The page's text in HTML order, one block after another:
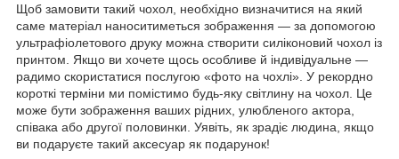
Щоб замовити такий чохол, необхідно визначитися на який
саме матеріал наноситиметься зображення — за допомогою
ультрафіолетового друку можна створити силіконовий чохол із
принтом. Якщо ви хочете щось особливе й індивідуальне —
радимо скористатися послугою «фото на чохлі». У рекордно
короткі терміни ми помістимо будь-яку світлину на чохол. Це
може бути зображення ваших рідних, улюбленого актора,
співака або другої половинки. Уявіть, як зрадіє людина, якщо
ви подаруєте такий аксесуар як подарунок!